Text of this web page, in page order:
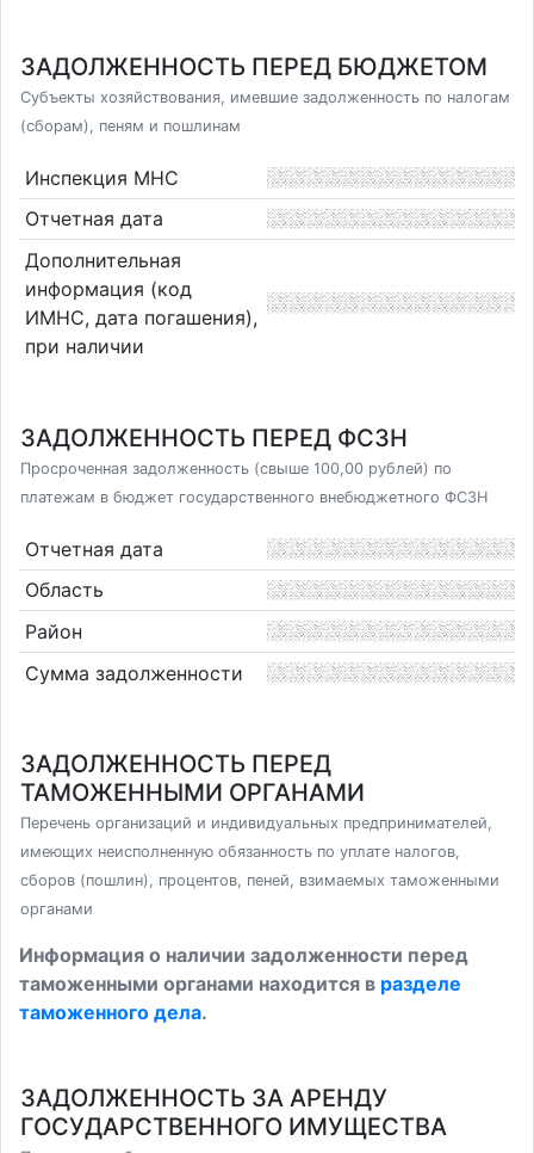
ЗАДОЛЖЕННОСТЬ ПЕРЕД БЮДЖЕТОМ
Субъекты хозяйствования, имевшие задолженность по налогам
(сборам), пеням и пошлинам
Инспекция МНС
Отчетная дата
Дополнительная
информация (код
ИМНС, дата погашения),
при наличии
ЗАДОЛЖЕННОСТЬ ПЕРЕД ФСЗН
Просроченная задолженность (свыше 100,00 рублей) по
платежам в бюджет государственного внебюджетного ФСЗН
Отчетная дата
Область
Район
Сумма задолженности
ЗАДОЛЖЕННОСТЬ ПЕРЕД
ТАМОЖЕННЫМИ ОРГАНАМИ
Перечень организаций и индивидуальных предпринимателей,
имеющих неисполненную обязанность по уплате налогов,
сборов (пошлин), процентов, пеней, взимаемых таможенными
органами
Информация о наличии задолженности перед
таможенными органами находится в разделе
таможенного дела.
ЗАДОЛЖЕННОСТЬ ЗА АРЕНДУ
ГОСУДАРСТВЕННОГО ИМУЩЕСТВА